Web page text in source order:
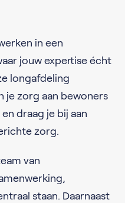
in een
jouw expertise écht
longafdeling
je zorg aan bewoners
draag je bij aan
zorg.
van
staan. Daarnaast